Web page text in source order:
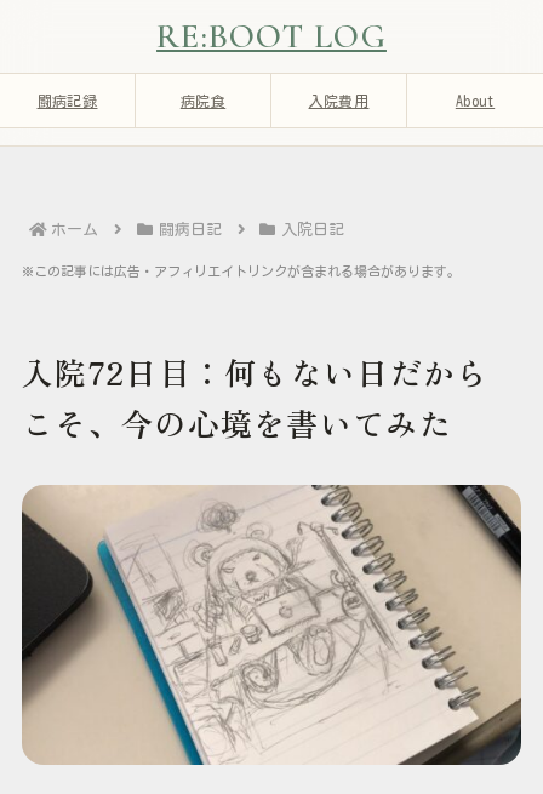
RE:BOOT LOG
闘病記録 病院食 入院費用 About
ホーム 闘病日記 入院日記
※この記事には広告・アフィリエイトリンクが含まれる場合があります。
入院72日目：何もない日だから
こそ、今の心境を書いてみた